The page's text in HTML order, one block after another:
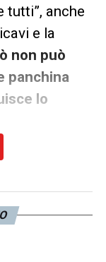
tutti”, anche
e la
non può
panchina
lo
non